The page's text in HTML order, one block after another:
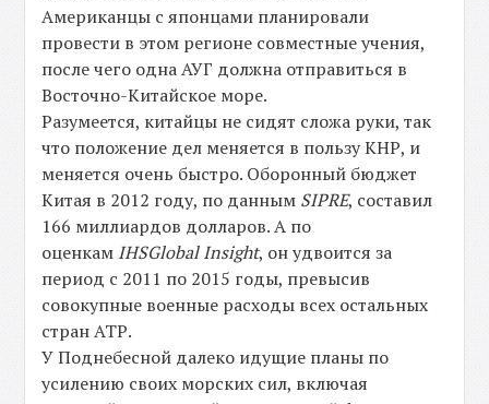
Американцы с японцами планировали
провести в этом регионе совместные учения,
после чего одна АУГ должна отправиться в
Восточно-Китайское море.
Разумеется, китайцы не сидят сложа руки, так
что положение дел меняется в пользу КНР, и
меняется очень быстро. Оборонный бюджет
Китая в 2012 году, по данным SIPRE, составил
166 миллиардов долларов. А по
оценкам IHSGlobal Insight, он удвоится за
период с 2011 по 2015 годы, превысив
совокупные военные расходы всех остальных
стран АТР.
У Поднебесной далеко идущие планы по
усилению своих морских сил, включая